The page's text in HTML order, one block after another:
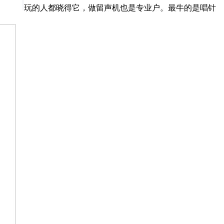
玩的人都晓得它，做留声机也是专业户。最牛的是唱针